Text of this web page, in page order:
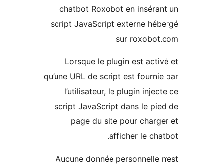
chatbot Roxobot en
script JavaScript externe
sur
Lorsque le plugin est
qu’une URL de script est
l’utilisateur, le plugin
script JavaScript dans le
page du site pour
afficher le
Aucune donnée personnelle